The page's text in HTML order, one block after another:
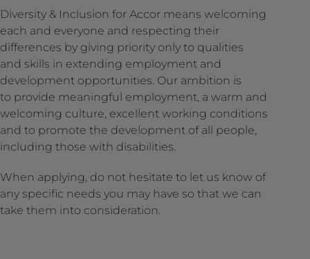
Diversity & Inclusion for Accor means welcoming
each and everyone and respecting their
differences by giving priority only to qualities
and skills in extending employment and
development opportunities. Our ambition is
to provide meaningful employment, a warm and
welcoming culture, excellent working conditions
and to promote the development of all people,
including those with disabilities.
When applying, do not hesitate to let us know of
any specific needs you may have so that we can
take them into consideration.